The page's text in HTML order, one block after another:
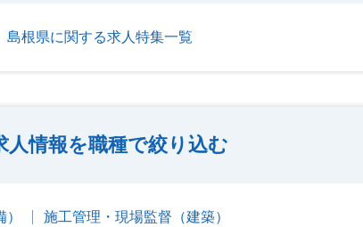
島根県に関する求人特集一覧
人情報を職種で絞り込む
施工管理・現場監督（建築）